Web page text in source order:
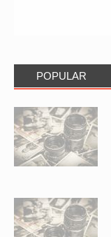
POPULAR